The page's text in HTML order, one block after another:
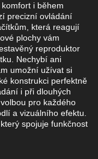
i během
precizní ovládání
která reagují
plochy vám
reproduktor
Nechybí ani
umožní užívat si
konstrukci perfektně
i při dlouhých
pro každého
a vizuálního efektu.
spojuje funkčnost